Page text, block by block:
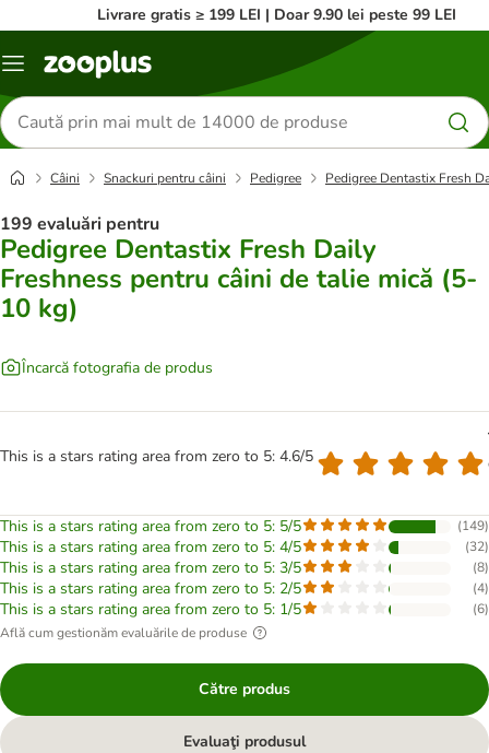
Livrare gratis ≥ 199 LEI | Doar 9.90 lei peste 99 LEI
Categorii
Căutare
produse
Câini Snackuri pentru câini Pedigree Pedigree Dentastix Fresh
199 evaluări pentru
Pedigree Dentastix Fresh Daily
Freshness pentru câini de talie mică (5-
10 kg)
Încarcă fotografia de produs
This is a stars rating area from zero to 5: 4.6/5
This is a stars rating area from zero to 5: 5/5 (149)
This is a stars rating area from zero to 5: 4/5 (32)
This is a stars rating area from zero to 5: 3/5 (8)
This is a stars rating area from zero to 5: 2/5 (4)
This is a stars rating area from zero to 5: 1/5 (6)
Află cum gestionăm evaluările de produse
Către produs
Evaluaţi produsul